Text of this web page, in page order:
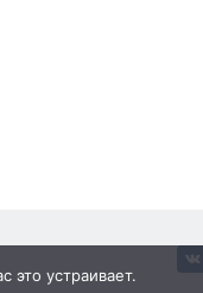
это устраивает.